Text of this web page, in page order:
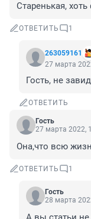
Старенькая,
ОТВЕТИТЬ 1
263059161
27 марта
Гость, не
ОТВЕТИТЬ
Гость
27 марта 2022,
Она,что всю
ОТВЕТИТЬ 1
Гость
28 марта